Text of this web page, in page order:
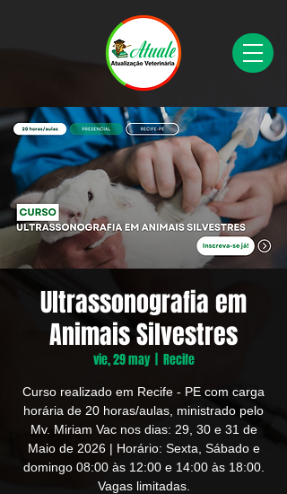
Ultrassonografia em
Animais Silvestres
vie, 29 may
  |
Recife
Curso realizado em Recife - PE com carga
horária de 20 horas/aulas, ministrado pelo
Mv. Miriam Vac nos dias: 29, 30 e 31 de
Maio de 2026 | Horário: Sexta, Sábado e
domingo 08:00 às 12:00 e 14:00 às 18:00.
Vagas limitadas.